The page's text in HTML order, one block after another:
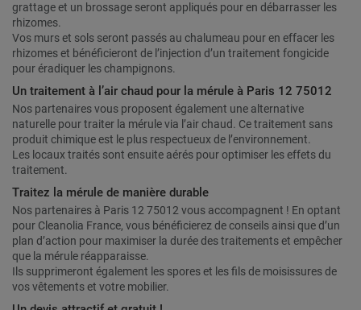
grattage et un brossage seront appliqués pour en débarrasser les
rhizomes.
Vos murs et sols seront passés au chalumeau pour en effacer les
rhizomes et bénéficieront de l’injection d’un traitement fongicide
pour éradiquer les champignons.
Un traitement à l’air chaud pour la mérule à Paris 12 75012
Nos partenaires vous proposent également une alternative
naturelle pour traiter la mérule via l’air chaud. Ce traitement sans
produit chimique est le plus respectueux de l’environnement.
Les locaux traités sont ensuite aérés pour optimiser les effets du
traitement.
Traitez la mérule de manière durable
Nos partenaires à Paris 12 75012 vous accompagnent ! En optant
pour Cleanolia France, vous bénéficierez de conseils ainsi que d’un
plan d’action pour maximiser la durée des traitements et empêcher
que la mérule réapparaisse.
Ils supprimeront également les spores et les fils de moisissures de
vos vêtements et votre mobilier.